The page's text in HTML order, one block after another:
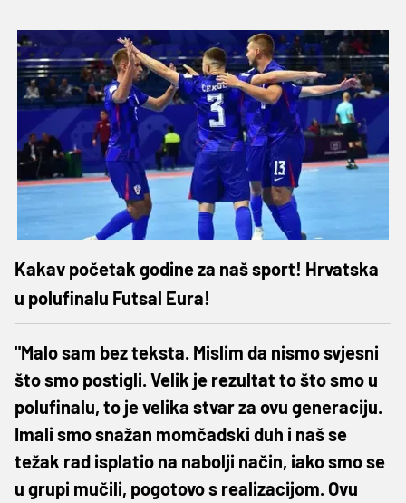
Kakav početak godine za naš sport! Hrvatska
u polufinalu Futsal Eura!
"Malo sam bez teksta. Mislim da nismo svjesni
što smo postigli. Velik je rezultat to što smo u
polufinalu, to je velika stvar za ovu generaciju.
Imali smo snažan momčadski duh i naš se
težak rad isplatio na nabolji način, iako smo se
u grupi mučili, pogotovo s realizacijom. Ovu